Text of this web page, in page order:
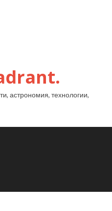
астрономия, технологии,